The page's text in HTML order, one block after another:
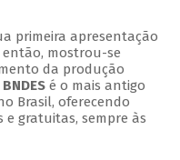
primeira apresentação
então, mostrou-se
da produção
é o mais antigo
Brasil, oferecendo
e gratuitas, sempre às